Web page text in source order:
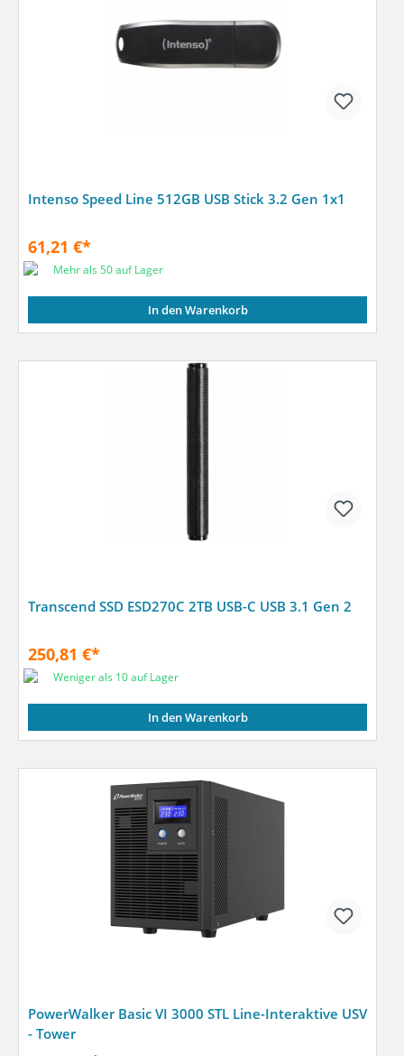
Intenso Speed Line 512GB USB Stick 3.2 Gen 1x1
61,21 €*
Mehr als 50 auf Lager
In den Warenkorb
Transcend SSD ESD270C 2TB USB-C USB 3.1 Gen 2
250,81 €*
Weniger als 10 auf Lager
In den Warenkorb
PowerWalker Basic VI 3000 STL Line-Interaktive USV
- Tower